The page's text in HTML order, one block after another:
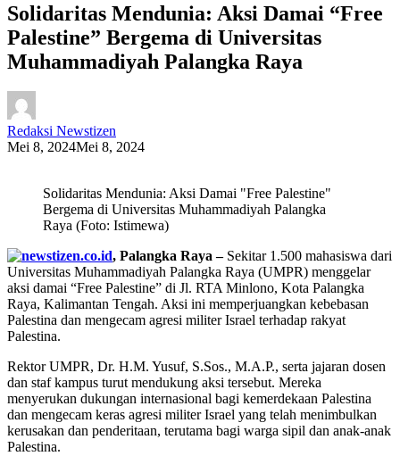
Solidaritas Mendunia: Aksi Damai “Free
Palestine” Bergema di Universitas
Muhammadiyah Palangka Raya
Redaksi Newstizen
Mei 8, 2024Mei 8, 2024
Solidaritas Mendunia: Aksi Damai "Free Palestine"
Bergema di Universitas Muhammadiyah Palangka
Raya (Foto: Istimewa)
, Palangka Raya –Sekitar 1.500 mahasiswa dari
Universitas Muhammadiyah Palangka Raya (UMPR) menggelar
aksi damai “Free Palestine” di Jl. RTA Minlono, Kota Palangka
Raya, Kalimantan Tengah. Aksi ini memperjuangkan kebebasan
Palestina dan mengecam agresi militer Israel terhadap rakyat
Palestina.
Rektor UMPR, Dr. H.M. Yusuf, S.Sos., M.Α.Ρ., serta jajaran dosen
dan staf kampus turut mendukung aksi tersebut. Mereka
menyerukan dukungan internasional bagi kemerdekaan Palestina
dan mengecam keras agresi militer Israel yang telah menimbulkan
kerusakan dan penderitaan, terutama bagi warga sipil dan anak-anak
Palestina.